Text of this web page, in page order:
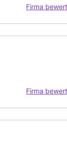
Firma
Firma